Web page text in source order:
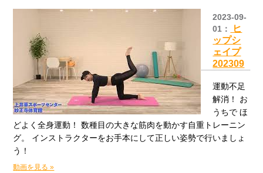
2023-09-
01：
ヒ
ップシ
ェイプ
202309
運動不足
解消！ お
うちで ほ
どよく全身運動！ 数種目の大きな筋肉を動かす自重トレーニン
グ。 インストラクターをお手本にして正しい姿勢で行いましょ
う！
動画を見る »